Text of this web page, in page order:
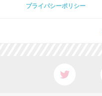
プライパシーポリシー